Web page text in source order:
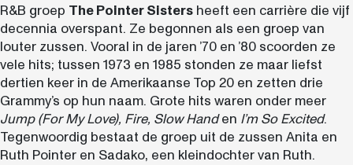
R&B groep The Pointer Sisters heeft een carrière die vijf
decennia overspant. Ze begonnen als een groep van
louter zussen. Vooral in de jaren ’70 en ’80 scoorden ze
vele hits; tussen 1973 en 1985 stonden ze maar liefst
dertien keer in de Amerikaanse Top 20 en zetten drie
Grammy’s op hun naam. Grote hits waren onder meer
Jump (For My Love), Fire, Slow Handen I’m So Excited.
Tegenwoordig bestaat de groep uit de zussen Anita en
Ruth Pointer en Sadako, een kleindochter van Ruth.